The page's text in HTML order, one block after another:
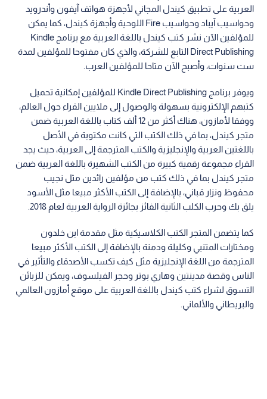
العربية على تطبيق كيندل المجاني لأجهزة هواتف آيفون وأندرويد
وحواسيب آيباد وحواسيب Fire اللوحية وأجهزة كيندل، كما يمكن
للمؤلفين الآن نشر كتب كيندل باللغة العربية مع برنامج Kindle
Direct Publishing التابع للشركة، والذي كان مفتوحا للمؤلفين لمدة
ست سنوات، وأصبح الآن متاحا للمؤلفين العرب.
ويوفر برنامج Kindle Direct Publishing للمؤلفين إمكانية تحميل
كتبهم الإلكترونية بسهولة والوصول إلى ملايين القراء حول العالم،
ووفقا لأمازون، هناك أكثر من 12 ألف كتاب باللغة العربية ضمن
متجر كيندل، بما في ذلك الكتب التي كانت مكتوبة في الأصل
باللغتين العربية والإنجليزية والكتب المترجمة إلى العربية، حيث يجد
القراء مجموعة رقمية كبيرة من الكتب الشهيرة باللغة العربية ضمن
متجر كيندل بما في ذلك كتب من مؤلفين رائدين مثل نجيب
محفوظ ونزار قباني، بالإضافة إلى الكتب الأكثر مبيعا مثل الأسود
يلق بك وحرب الكلب الثانية الفائز بجائزة الرواية العربية لعام 2018.
كما يتضمن المتجر الكتب الكلاسيكية مثل مقدمة ابن خلدون
ومختارات المتنبي وكليلة ودمنة بالإضافة إلى الكتب الأكثر مبيعا
المترجمة من اللغة الإنجليزية مثل كيف تكسب الأصدقاء والتأثير في
الناس وقصة مدينتين وهاري بوتر وحجر الفيلسوف، ويمكن للزبائن
التسوق لشراء كتب كيندل باللغة العربية على موقع أمازون العالمي
والبريطاني والألماني.